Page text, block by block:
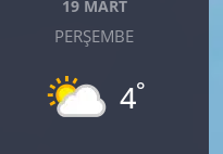
19 MART
PERŞEMBE
4°